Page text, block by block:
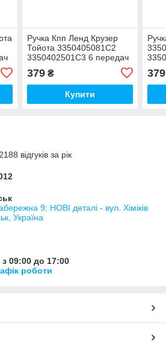
Ручка Кпп Ленд Крузер
Тойота 3350405081C2
3350402501C3 6 передач
379₴
Купити
379
відгуків за рік
9; НОВІ деталі - вул. Хіміків
Україна
09:00 до 17:00
роботи